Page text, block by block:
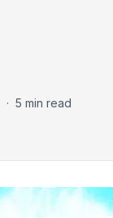
· 5 min read